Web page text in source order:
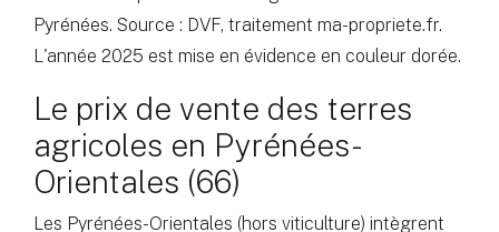
Pyrénées. Source : DVF, traitement ma-propriete.fr.
L'année 2025 est mise en évidence en couleur dorée.
Le prix de vente des terres
agricoles en Pyrénées-
Orientales (66)
Les Pyrénées-Orientales (hors viticulture) intègrent